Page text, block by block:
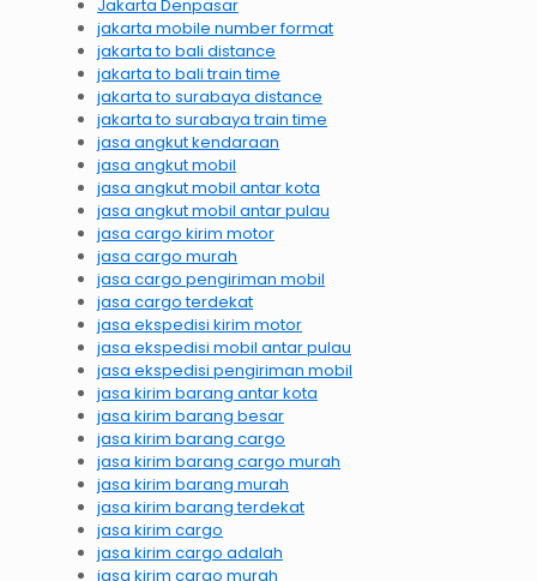
Jakarta Denpasar
jakarta mobile number format
jakarta to bali distance
jakarta to bali train time
jakarta to surabaya distance
jakarta to surabaya train time
jasa angkut kendaraan
jasa angkut mobil
jasa angkut mobil antar kota
jasa angkut mobil antar pulau
jasa cargo kirim motor
jasa cargo murah
jasa cargo pengiriman mobil
jasa cargo terdekat
jasa ekspedisi kirim motor
jasa ekspedisi mobil antar pulau
jasa ekspedisi pengiriman mobil
jasa kirim barang antar kota
jasa kirim barang besar
jasa kirim barang cargo
jasa kirim barang cargo murah
jasa kirim barang murah
jasa kirim barang terdekat
jasa kirim cargo
jasa kirim cargo adalah
jasa kirim cargo murah